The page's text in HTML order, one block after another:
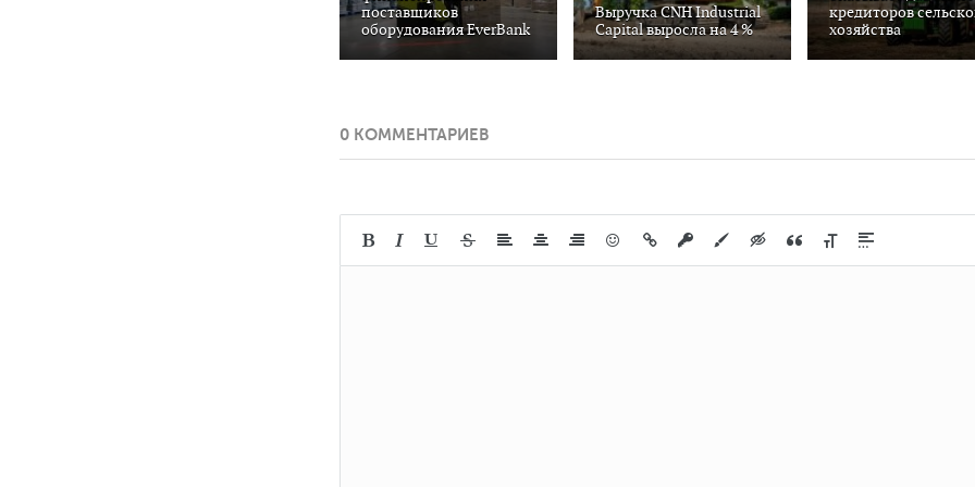
поставщиков
оборудования EverBank
Выручка CNH Industrial
Capital выросла на 4 %
кредиторов
хозяйства
0 КОММЕНТАРИЕВ